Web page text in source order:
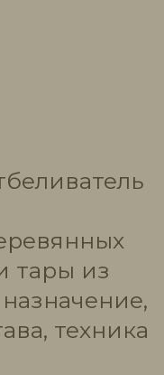
тары из
техника